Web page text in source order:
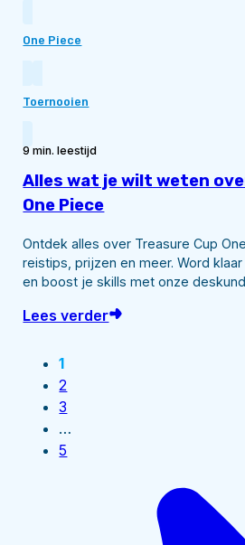
One Piece
Toernooien
9 min. leestijd
Alles wat je wilt weten
One Piece
Ontdek alles over Treasure Cup
reistips, prijzen en meer. Word
en boost je skills met onze
Lees verder
1
2
3
…
5